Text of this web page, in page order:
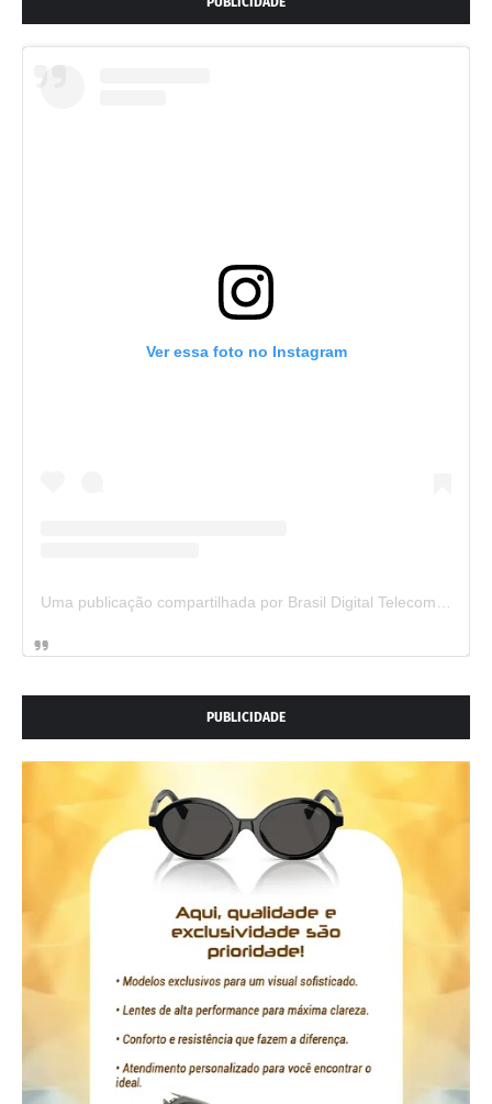
Ver essa foto no Instagram
PUBLICIDADE